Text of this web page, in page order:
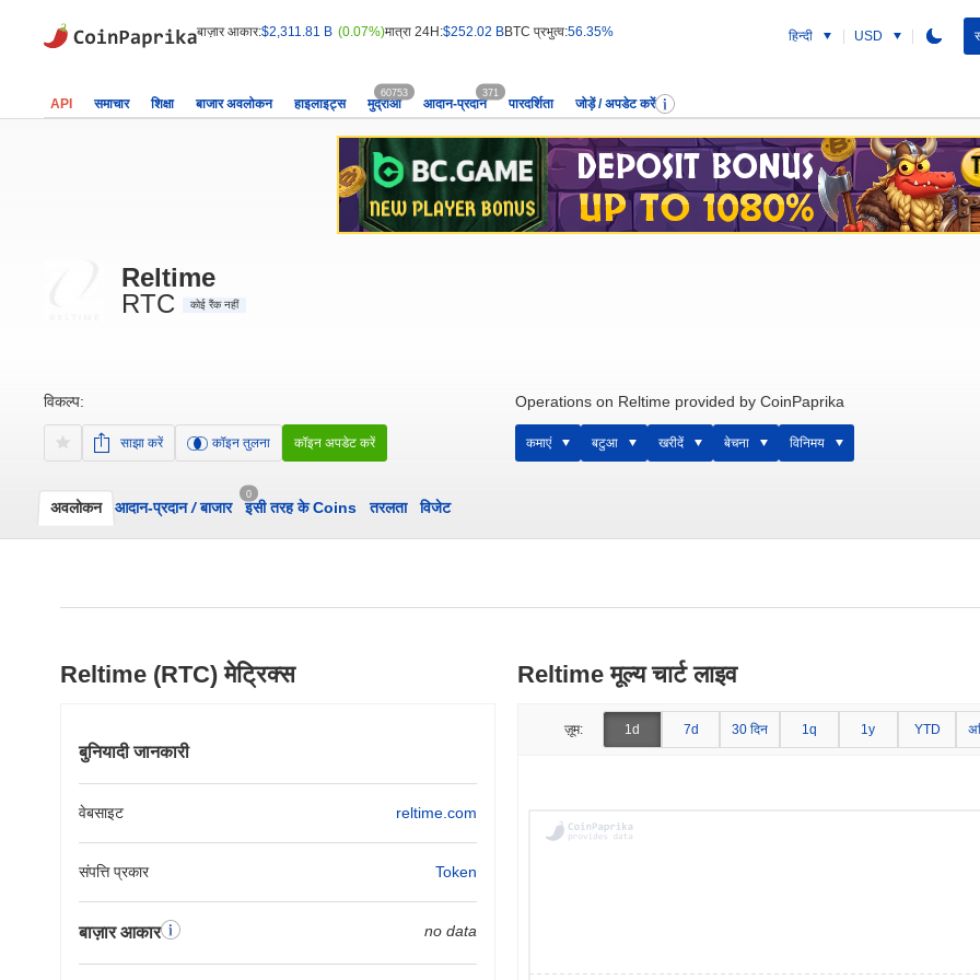
बाज़ार आकार:$2,311.81 B (0.07%)मात्रा 24H:$252.02 BBTC प्रभुत्व:56.35% हिन्दी USD
API समाचार शिक्षा बाजार अवलोकन हाइलाइट्स मुद्राओं
60753
आदान-प्रदान
371
पारदर्शिता जोड़ें / अपडेट करें
Reltime
RTC
कोई रैंक नहीं
विकल्प:
साझा करें कॉइन तुलना कॉइन अपडेट करें
Operations on Reltime provided by CoinPaprika
कमाएं बटुआ खरीदें बेचना विनिमय
अवलोकन आदान-प्रदान/बाजार
0
इसी तरह के Coins तरलता विजेट
Reltime (RTC) मेट्रिक्स
बुनियादी जानकारी
वेबसाइट reltime.com
संपत्ति प्रकार Token
बाज़ार आकार no data
Reltime मूल्य चार्ट लाइव
ज़ूम: 1d 7d 30 दिन 1q 1y YTD